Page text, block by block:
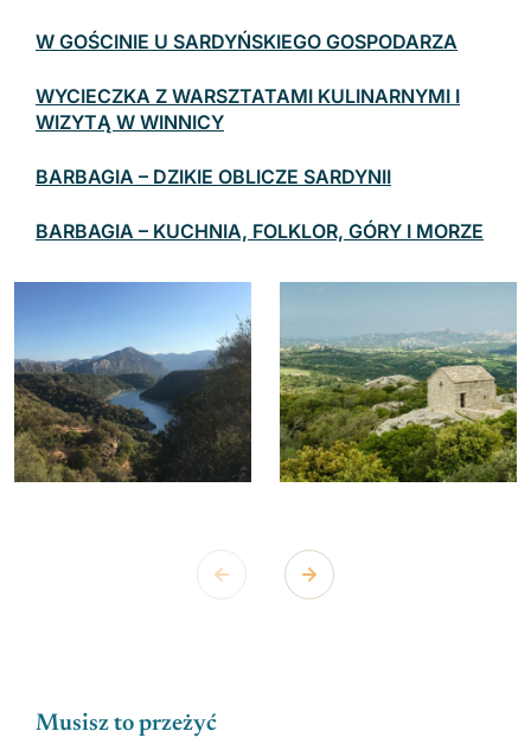
Musisz to przeżyć
W GOŚCINIE U SARDYŃSKIEGO GOSPODARZA
WYCIECZKA Z WARSZTATAMI KULINARNYMI I
WIZYTĄ W WINNICY
BARBAGIA – DZIKIE OBLICZE SARDYNII
BARBAGIA – KUCHNIA, FOLKLOR, GÓRY I MORZE